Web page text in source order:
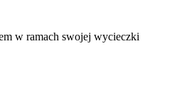
w ramach swojej wycieczki